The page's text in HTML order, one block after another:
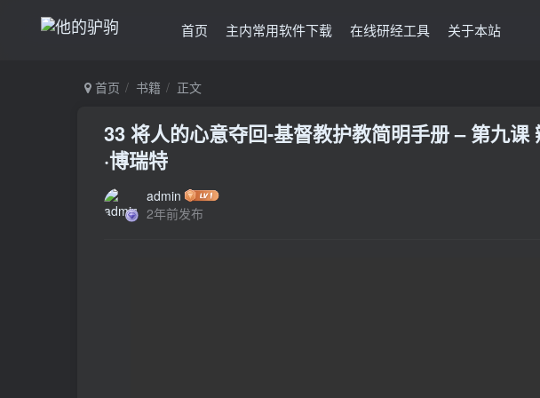
首页 主内常用软件下载 在线研经工具 关于本站
首页 书籍 正文
33 将人的心意夺回-基督教护教简明手册 – 第九
·博瑞特
admin
2年前发布